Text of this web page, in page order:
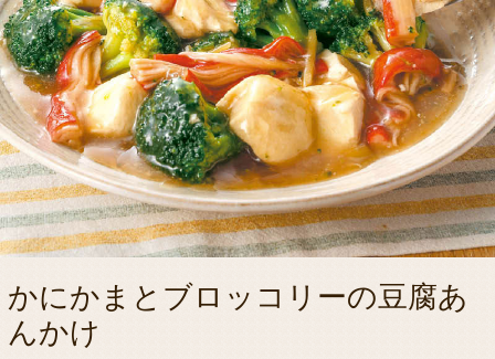
かにかまとブロッコリーの豆腐あ
んかけ